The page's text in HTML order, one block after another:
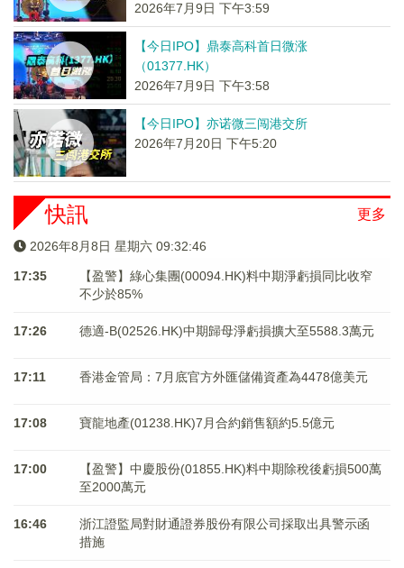
2026年7月9日 下午3:59
【今日IPO】鼎泰高科首日微涨
（01377.HK）
2026年7月9日 下午3:58
【今日IPO】亦诺微三闯港交所
2026年7月20日 下午5:20
更多
快訊
2026年8月8日 星期六 09:32:46
17:35
【盈警】綠心集團(00094.HK)料中期淨虧損同比收窄
不少於85%
17:26 德適-B(02526.HK)中期歸母淨虧損擴大至5588.3萬元
17:11 香港金管局：7月底官方外匯儲備資產為4478億美元
17:08 寶龍地產(01238.HK)7月合約銷售額約5.5億元
17:00
【盈警】中慶股份(01855.HK)料中期除稅後虧損500萬
至2000萬元
16:46
浙江證監局對財通證券股份有限公司採取出具警示函
措施